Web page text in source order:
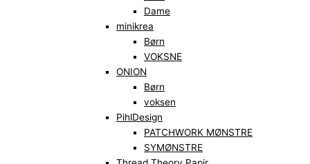
Dame
minikrea
Børn
VOKSNE
ONION
Børn
voksen
PihlDesign
PATCHWORK MØNSTRE
SYMØNSTRE